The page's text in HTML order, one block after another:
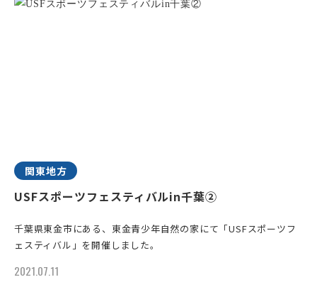
関東地方
USFスポーツフェスティバルin千葉②
千葉県東金市にある、東金青少年自然の家にて「USFスポーツフ
ェスティバル」を開催しました。
2021.07.11